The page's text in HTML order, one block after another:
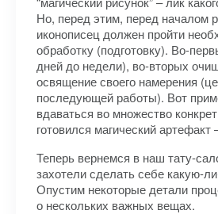
Но, перед этим, перед началом
иконописец должен пройти
обработку (подготовку). Во-
дней до недели), во-вторых
освящение своего намерения
последующей работы). Вот
вдаваться во множество
готовился магический артефакт
Теперь вернемся в наш тату-
захотели сделать себе какую-
Опустим некоторые детали
о нескольких важных вещах.